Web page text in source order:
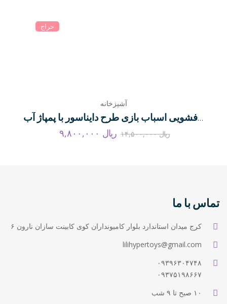
حراج
آشپزخانه
سینک ظرفشویی اسباب بازی طرح دایناسور با پمپاژ آب
ریال ریال۱۴,۵۰۰,۰۰۰
تماس با ما
کرج میدان استاندارد بلوار کامیونداران کوی کابینت سازان نارون ۶
lilihypertoys@gmail.com
۰۹۳۹۶۳۰۴۷۴۸
۰۹۳۷۵۱۹۸۶۶۷
۱۰ صبح تا ۹ شب